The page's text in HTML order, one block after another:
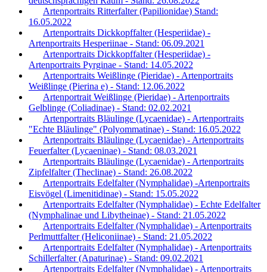
Artenportraits Ritterfalter (Papilionidae) Stand:
16.05.2022
Artenportraits Dickkopffalter (Hesperiidae) -
Artenportraits Hesperiinae - Stand: 06.09.2021
Artenportraits Dickkopffalter (Hesperiidae) -
Artenportraits Pyrginae - Stand: 14.05.2022
Artenportraits Weißlinge (Pieridae) - Artenportraits
Weißlinge (Pierina e) - Stand: 12.06.2022
Artenportrait Weißlinge (Pieridae) - Artenportraits
Gelblinge (Coliadinae) - Stand: 02.02.2021
Artenportraits Bläulinge (Lycaenidae) - Artenportraits
"Echte Bläulinge" (Polyommatinae) - Stand: 16.05.2022
Artenportraits Bläulinge (Lycaenidae) - Artenportraits
Feuerfalter (Lycaeninae) - Stand: 08.03.2021
Artenportraits Bläulinge (Lycaenidae) - Artenportraits
Zipfelfalter (Theclinae) - Stand: 26.08.2022
Artenportraits Edelfalter (Nymphalidae) -Artenportraits
Eisvögel (Limenitidinae) - Stand: 15.05.2022
Artenportraits Edelfalter (Nymphalidae) - Echte Edelfalter
(Nymphalinae und Libytheinae) - Stand: 21.05.2022
Artenportraits Edelfalter (Nymphalidae) - Artenportraits
Perlmuttfalter (Heliconiinae) - Stand: 21.05.2022
Artenportraits Edelfalter (Nymphalidae) - Artenportraits
Schillerfalter (Apaturinae) - Stand: 09.02.2021
Artenportraits Edelfalter (Nymphalidae) - Artenportraits